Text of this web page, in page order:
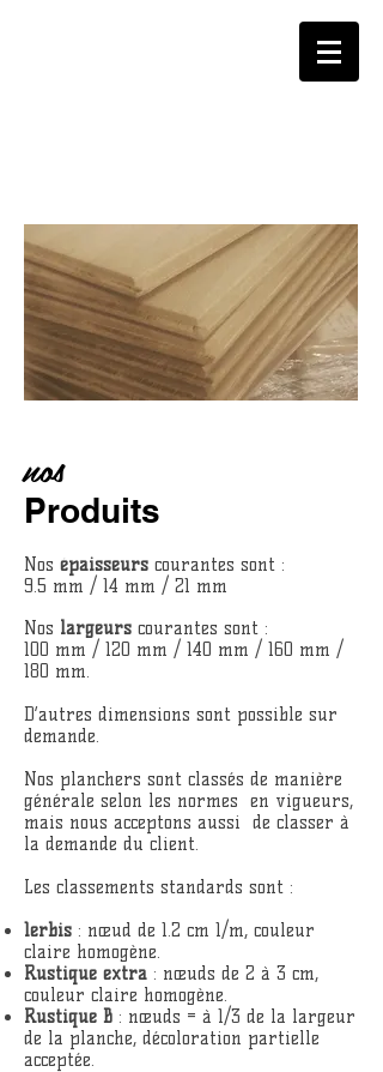
nos
Produits
Nos épaisseurs courantes sont :
9.5 mm / 14 mm / 21 mm
Nos largeurs courantes sont :
100 mm / 120 mm / 140 mm / 160 mm /
180 mm.
D’autres dimensions sont possible sur
demande.
Nos planchers sont classés de manière
générale selon les normes en vigueurs,
mais nous acceptons aussi de classer à
la demande du client.
Les classements standards sont :
1erbis : nœud de 1.2 cm 1/m, couleur
claire homogène.
Rustique extra : nœuds de 2 à 3 cm,
couleur claire homogène.
Rustique B : nœuds = à 1/3 de la largeur
de la planche, décoloration partielle
acceptée.